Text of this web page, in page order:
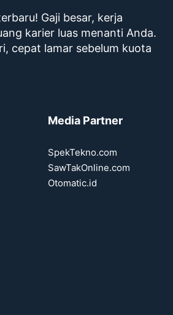
Gaji besar, kerja
karier luas menanti Anda.
cepat lamar sebelum kuota
Media Partner
SpekTekno.com
SawTakOnline.com
Otomatic.id